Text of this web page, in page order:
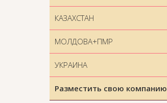
КАЗАХСТАН
МОЛДОВА+ПМР
УКРАИНА
Разместить свою компанию